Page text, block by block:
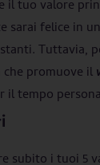
il tuo valore
sarai felice in
Tuttavia,
che promuove il
il tempo
subito i tuoi 5